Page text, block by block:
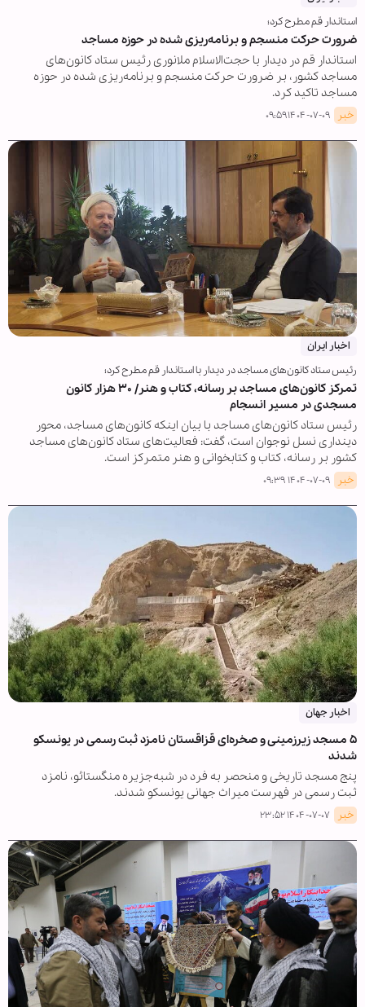
استاندار قم مطرح کرد؛
ضرورت حرکت منسجم و برنامه‌ریزی شده در حوزه مساجد
استاندار قم در دیدار با حجت‌الاسلام ملانوری رئیس ستاد کانون‌های
مساجد کشور، بر ضرورت حرکت منسجم و برنامه‌ریزی شده در حوزه
مساجد تاکید کرد.
خبر ۱۴۰۴-۰۷-۰۹ ۰۹:۵۹
اخبار ایران
رئیس ستاد کانون‌های مساجد در دیدار با استاندار قم مطرح کرد؛
تمرکز کانون‌های مساجد بر رسانه، کتاب و هنر/ ۳۰ هزار کانون
مسجدی در مسیر انسجام
رئیس ستاد کانون‌های مساجد با بیان اینکه کانون‌های مساجد، محور
دینداری نسل نوجوان است، گفت: فعالیت‌های ستاد کانون‌های مساجد
کشور بر رسانه، کتاب و کتابخوانی و هنر متمرکز است.
خبر ۱۴۰۴-۰۷-۰۹ ۰۹:۳۹
اخبار جهان
۵ مسجد زیرزمینی و صخره‌ای قزاقستان نامزد ثبت رسمی در یونسکو
شدند
پنج مسجد تاریخی و منحصر به فرد در شبه‌جزیره منگستائو، نامزد
ثبت رسمی در فهرست میراث جهانی یونسکو شدند.
خبر ۱۴۰۴-۰۷-۰۷ ۲۳:۵۲